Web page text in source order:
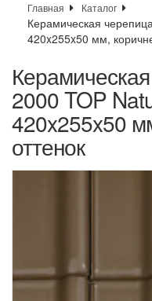
Главная Каталог
Керамическая
420x255x50 мм,
2000 TOP
420x255x50
оттенок